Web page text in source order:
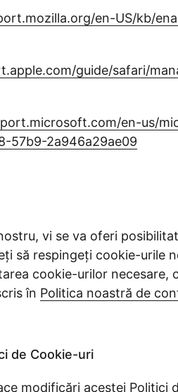
en-US/kb/
guide/safari/
en-us/
57b9-2a946a29ae09
vi se va oferi
să respingeți cookie-urile
cookie-urilor
în Politica noastră de
de Cookie-uri
modificări acestei Politici